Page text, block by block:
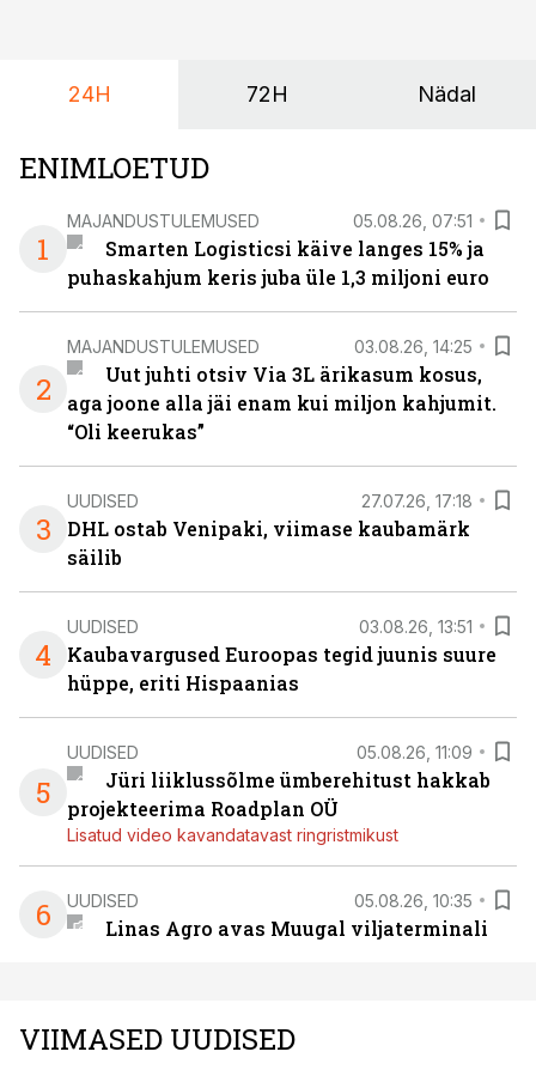
24H 72H Nädal
ENIMLOETUD
1
MAJANDUSTULEMUSED 05.08.26, 07:51
Smarten Logisticsi käive langes 15% ja
puhaskahjum keris juba üle 1,3 miljoni euro
2
MAJANDUSTULEMUSED 03.08.26, 14:25
Uut juhti otsiv Via 3L ärikasum kosus,
aga joone alla jäi enam kui miljon kahjumit.
“Oli keerukas”
3
UUDISED 27.07.26, 17:18
DHL ostab Venipaki, viimase kaubamärk
säilib
4
UUDISED 03.08.26, 13:51
Kaubavargused Euroopas tegid juunis suure
hüppe, eriti Hispaanias
5
UUDISED 05.08.26, 11:09
Jüri liiklussõlme ümberehitust hakkab
projekteerima Roadplan OÜ
Lisatud video kavandatavast ringristmikust
6 UUDISED 05.08.26, 10:35
Linas Agro avas Muugal viljaterminali
VIIMASED UUDISED